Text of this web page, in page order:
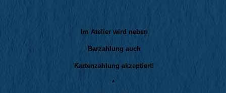
Im Atelier wird neben
Barzahlung auch
Kartenzahlung akzeptiert!
*